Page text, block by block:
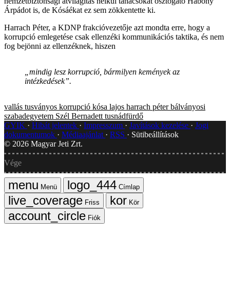
Árpádot is, de Kósáékat ez sem zökkentette ki.
Harrach Péter, a KDNP frakcióvezetője azt mondta erre, hogy a
korrupció emlegetése csak ellenzéki kommunikációs taktika, és nem
fog bejönni az ellenzéknek, hiszen
„mindig lesz korrupció, bármilyen kemények az
intézkedések”.
vallás tusványos korrupció kósa lajos harrach péter bálványosi
szabadegyetem Szél Bernadett tusnádfürdő
GYIK
Hibát jelentek Impresszum Javítások kezelése
Jogi
dokumentumok
Médiaajánlat RSS
Sütibeállítások
© 2026 Magyar Jeti Zrt.
Vége
Menü
Címlap
Friss
Kör
Fiók